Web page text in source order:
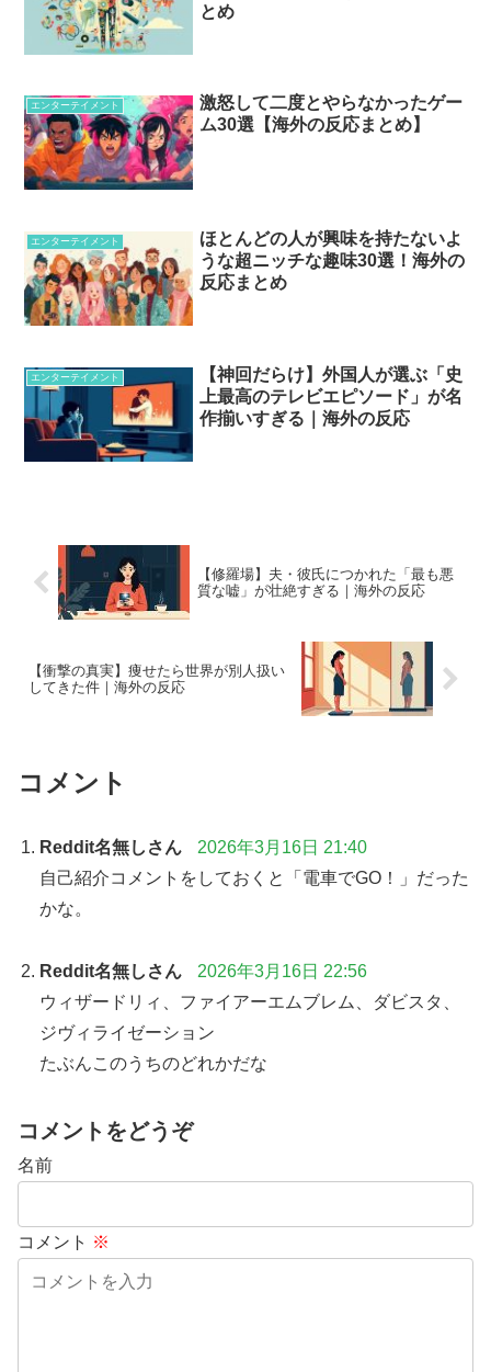
とめ
エンターテイメント
激怒して二度とやらなかったゲー
ム30選【海外の反応まとめ】
エンターテイメント
ほとんどの人が興味を持たないよ
うな超ニッチな趣味30選！海外の
反応まとめ
エンターテイメント
【神回だらけ】外国人が選ぶ「史
上最高のテレビエピソード」が名
作揃いすぎる｜海外の反応
【修羅場】夫・彼氏につかれた「最も悪
質な嘘」が壮絶すぎる｜海外の反応
【衝撃の真実】痩せたら世界が別人扱い
してきた件｜海外の反応
コメント
Reddit名無しさん
2026年3月16日 21:40
自己紹介コメントをしておくと「電車でGO！」だった
かな。
Reddit名無しさん
2026年3月16日 22:56
ウィザードリィ、ファイアーエムブレム、ダビスタ、
ジヴィライゼーション
たぶんこのうちのどれかだな
コメントをどうぞ
名前
コメント ※